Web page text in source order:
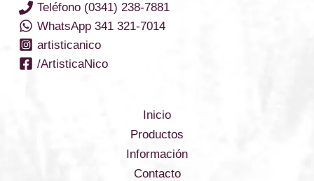
Teléfono (0341) 238-7881
WhatsApp 341 321-7014
artisticanico
/ArtisticaNico
Inicio
Productos
Información
Contacto